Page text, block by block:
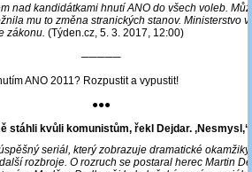
nad kandidátkami hnutí ANO do všech voleb.
mu to změna stranických stanov. Ministerstvo
zákonu. (Týden.cz, 5. 3. 2017, 12:00)
─────
ANO 2011? Rozpustit a vypustit!
●●●
stáhli kvůli komunistům, řekl Dejdar. ‚Nesmysl,‘
seriál, který zobrazuje dramatické
rozbroje. O rozruch se postaral herec Martin